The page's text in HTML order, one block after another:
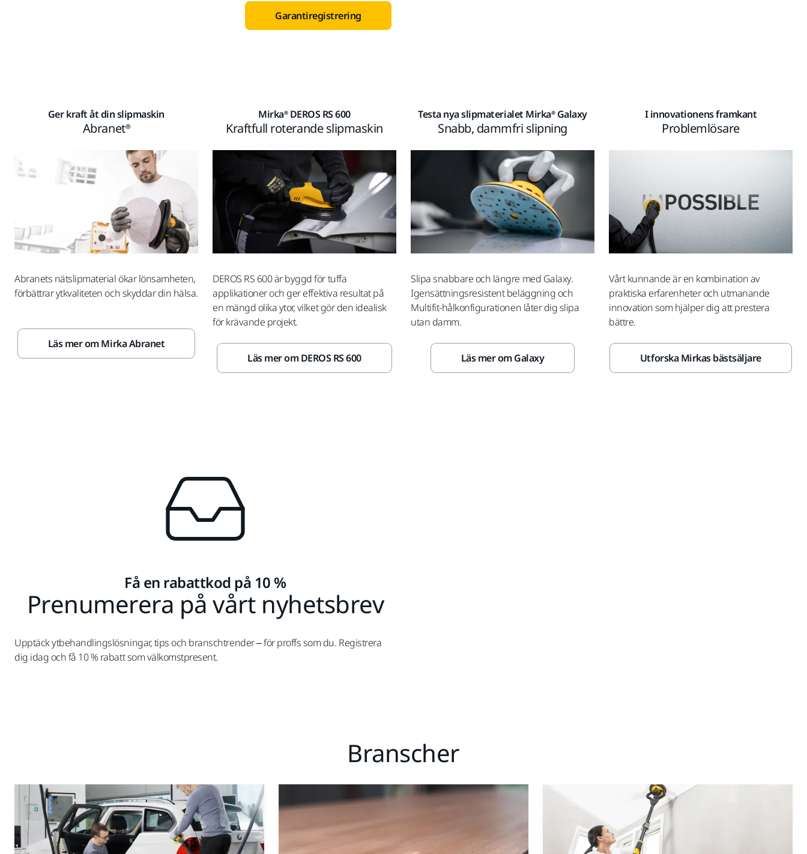
Garantiregistrering
Ger kraft åt din slipmaskin
Abranet®
Abranets nätslipmaterial ökar lönsamheten,
förbättrar ytkvaliteten och skyddar din hälsa.
Läs mer om Mirka Abranet
Mirka® DEROS RS 600
Kraftfull roterande slipmaskin
DEROS RS 600 är byggd för tuffa
applikationer och ger effektiva resultat på
en mängd olika ytor, vilket gör den idealisk
för krävande projekt.
Läs mer om DEROS RS 600
Testa nya slipmaterialet Mirka® Galaxy
Snabb, dammfri slipning
Slipa snabbare och längre med Galaxy.
Igensättningsresistent beläggning och
Multifit-hålkonfigurationen låter dig slipa
utan damm.
Läs mer om Galaxy
I innovationens framkant
Problemlösare
Vårt kunnande är en kombination av
praktiska erfarenheter och utmanande
innovation som hjälper dig att prestera
bättre.
Utforska Mirkas bästsäljare
Få en rabattkod på 10 %
Prenumerera på vårt nyhetsbrev
Upptäck ytbehandlingslösningar, tips och branschtrender – för proffs som du. Registrera
dig idag och få 10 % rabatt som välkomstpresent.
Branscher